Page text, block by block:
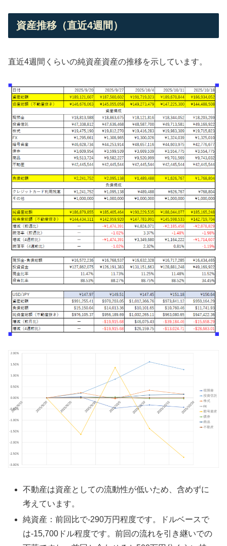
資産推移（直近4週間）
直近4週間くらいの純資産資産の推移を示しています。
不動産は資産としての流動性が低いため、含めずに
考えています。
純資産：前回比で-290万円程度です。ドルベースで
は-15,700ドル程度です。前回の流れを引き継いでの